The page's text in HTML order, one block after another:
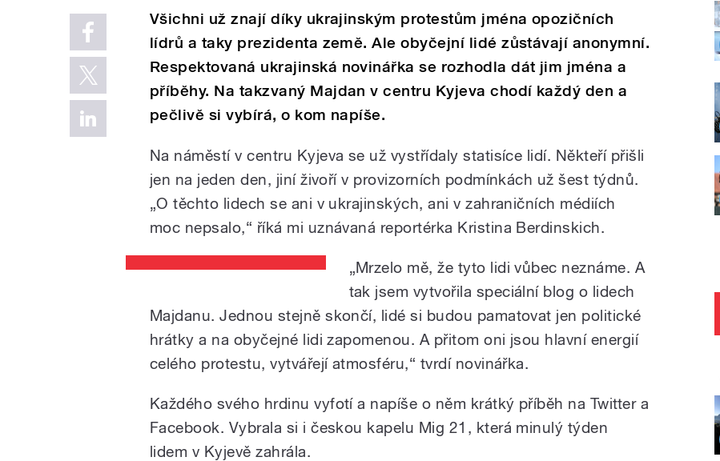
Všichni už znají díky ukrajinským protestům jména opozičních
lídrů a taky prezidenta země. Ale obyčejní lidé zůstávají anonymní.
Respektovaná ukrajinská novinářka se rozhodla dát jim jména a
příběhy. Na takzvaný Majdan v centru Kyjeva chodí každý den a
pečlivě si vybírá, o kom napíše.
Na náměstí v centru Kyjeva se už vystřídaly statisíce lidí. Někteří přišli
jen na jeden den, jiní živoří v provizorních podmínkách už šest týdnů.
„O těchto lidech se ani v ukrajinských, ani v zahraničních médiích
moc nepsalo,“ říká mi uznávaná reportérka Kristina Berdinskich.
„Mrzelo mě, že tyto lidi vůbec neznáme. A
tak jsem vytvořila speciální blog o lidech
Majdanu. Jednou stejně skončí, lidé si budou pamatovat jen politické
hrátky a na obyčejné lidi zapomenou. A přitom oni jsou hlavní energií
celého protestu, vytvářejí atmosféru,“ tvrdí novinářka.
Každého svého hrdinu vyfotí a napíše o něm krátký příběh na Twitter a
Facebook. Vybrala si i českou kapelu Mig 21, která minulý týden
lidem v Kyjevě zahrála.